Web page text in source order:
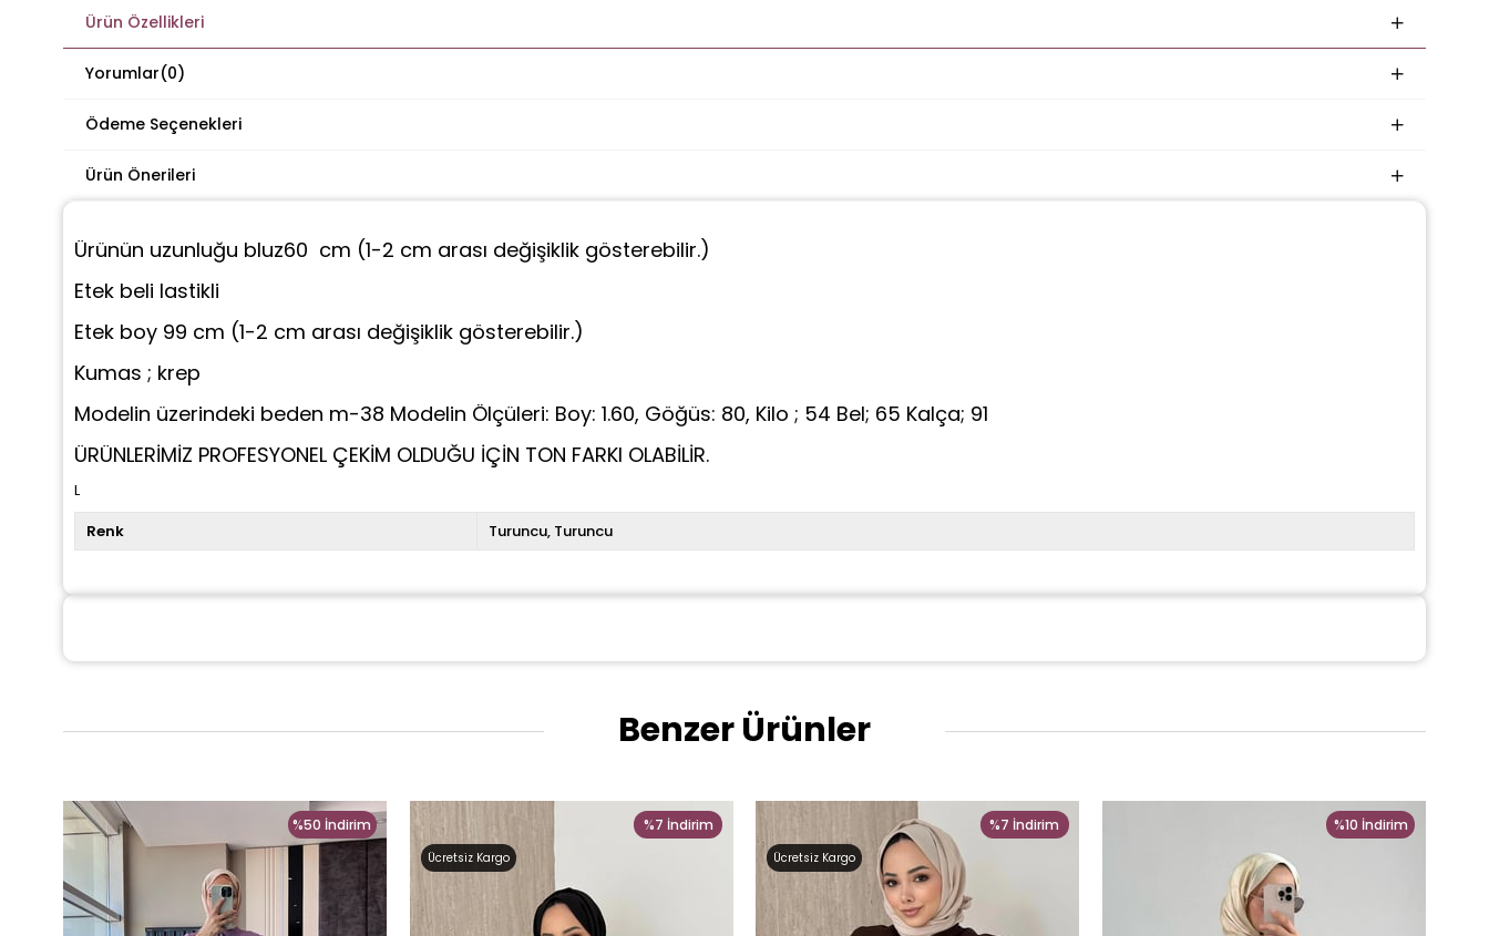
Ürün Özellikleri
Yorumlar(0)
Ödeme Seçenekleri
Ürün Önerileri
Ürünün uzunluğu bluz60 cm (1-2 cm arası değişiklik gösterebilir.)
Etek beli lastikli
Etek boy 99 cm (1-2 cm arası değişiklik gösterebilir.)
Kumas ; krep
Modelin üzerindeki beden m-38 Modelin Ölçüleri: Boy: 1.60, Göğüs: 80, Kilo ; 54 Bel; 65 Kalça; 91
ÜRÜNLERİMİZ PROFESYONEL ÇEKİM OLDUĞU İÇİN TON FARKI OLABİLİR.
L
Renk Turuncu Turuncu
Benzer Ürünler
%50 İndirim %7 İndirim
Ücretsiz Kargo
%7 İndirim
Ücretsiz Kargo
%10 İndirim